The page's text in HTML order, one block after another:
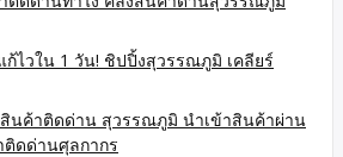
ไวใน 1 วัน! ชิปปิ้งสุวรรณภูมิ เคลียร์
สินค้าติดด่าน สุวรรณภูมิ นำเข้าสินค้าผ่าน
ดด่านศุลกากร